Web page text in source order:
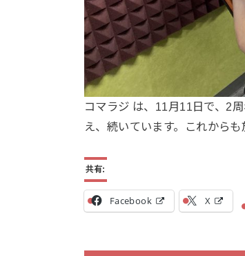
コマラジ は、11月11日で、2
え、続いています。これから
共有:
Facebook X